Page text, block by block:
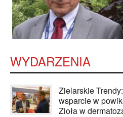
WYDARZENIA
Zielarskie
wsparcie w
Zioła w